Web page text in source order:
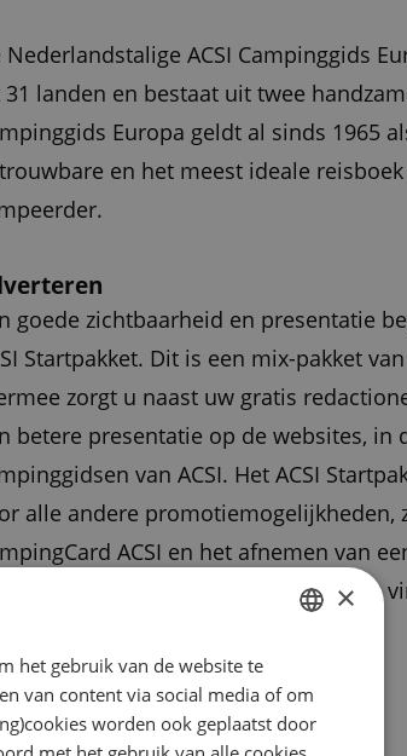
Nederlandstalige ACSI Campinggids
landen en bestaat uit twee
Europa geldt al sinds 1965
en het meest ideale
goede zichtbaarheid en presentatie
Startpakket. Dit is een mix-pakket
zorgt u naast uw gratis
betere presentatie op de websites, in
van ACSI. Het ACSI
alle andere promotiemogelijkheden,
ACSI en het afnemen van
van een ACSI Startpakket kunt u
ACSI Startpakket bevat: ENGLISH
FRENCH
×
het gebruik van de website te
van content via social media of om
worden ook geplaatst door